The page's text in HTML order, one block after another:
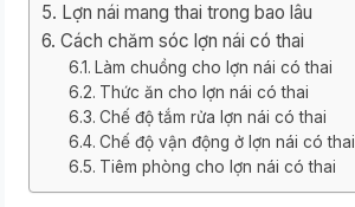
Lợn nái mang thai trong bao lâu
Cách chăm sóc lợn nái có thai
Làm chuồng cho lợn nái có thai
Thức ăn cho lợn nái có thai
Chế độ tắm rửa lợn nái có thai
Chế độ vận động ở lợn nái có thai
Tiêm phòng cho lợn nái có thai